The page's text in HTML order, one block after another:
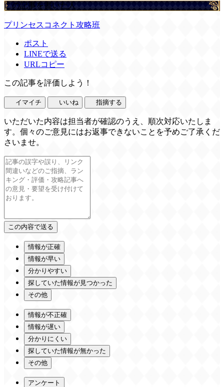
この記事を書いた人
プリンセスコネクト攻略班
ポスト
LINEで送る
URLコピー
この記事を評価しよう！
イマイチ いいね 指摘する
いただいた内容は担当者が確認のうえ、順次対応いたしま
す。個々のご意見にはお返事できないことを予めご了承くだ
さいませ。
情報が正確
情報が早い
分かりやすい
探していた情報が見つかった
その他
情報が不正確
情報が遅い
分かりにくい
探していた情報が無かった
その他
アンケート